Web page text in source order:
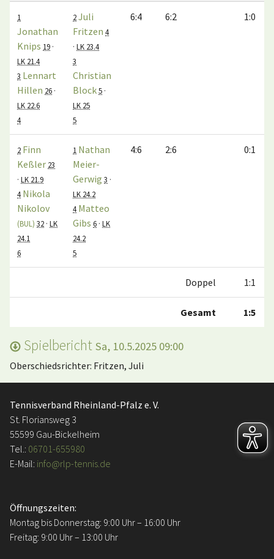
1
Jonathan
Knips 19 ·
LK 21.4
3 Lennart
Hillen 26 ·
LK 22.6
4
2Juli
Fritzen 4
· LK 23.4
3
Christian
Block5 ·
LK 25
5
6:4 6:2 1:0
2 Finn
Keßler 23
· LK 21.9
4 Nikola
Nikolov
(BUL) 32 · LK
24.1
6
1 Nathan
Meier-
Gerwig 3 ·
LK 24.2
4 Matteo
Gibs 6 · LK
24.2
5
4:6 2:6 0:1
Doppel 1:1
Gesamt 1:5
Spielbericht Sa, 10.5.2025 09:00
Oberschiedsrichter: Fritzen, Juli
Tennisverband Rheinland-Pfalz e. V.
St. Floriansweg 3
55599 Gau-Bickelheim
Tel.: 06701-655980
E-Mail: info@rlp-tennis.de
Öffnungszeiten:
Montag bis Donnerstag: 9:00 Uhr – 16:00 Uhr
Freitag: 9:00 Uhr – 13:00 Uhr